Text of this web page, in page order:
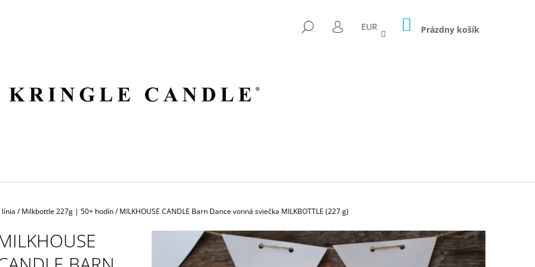
HĽADAŤ
PRIHLÁSENIE
EUR NÁKUPNÝ
KOŠÍK
Prázdny košík
/ Milkbottle 227g | 50+ hodín/ MILKHOUSE CANDLE Barn Dance vonná sviečka MILKBOTTLE (227 g)
HERMANOS APOTHECARY VOLUSPA JAPONICA FORAGED